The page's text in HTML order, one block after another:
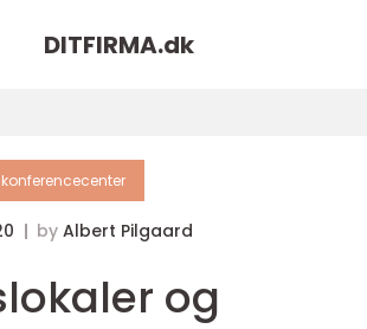
DITFIRMA.dk
by Albert Pilgaard
og